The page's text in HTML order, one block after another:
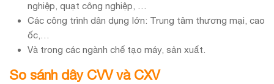
nghiệp, quạt công nghiệp, …
Các công trình dân dụng lớn: Trung tâm thương mại, cao
ốc,…
Và trong các ngành chế tạo máy, sản xuất.
So sánh dây CVV và CXV